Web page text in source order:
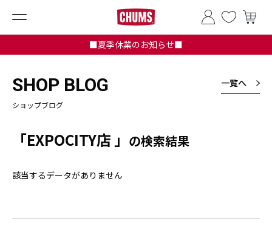
■夏季休業のお知らせ■
SHOP BLOG
ショップブログ
一覧へ
「EXPOCITY店 」 の検索結果
該当するデータがありません